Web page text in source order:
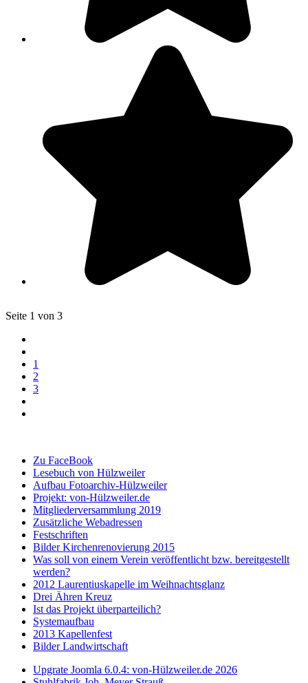
Seite 1 von 3
1
2
3
Zu FaceBook
Lesebuch von Hülzweiler
Aufbau Fotoarchiv-Hülzweiler
Projekt: von-Hülzweiler.de
Mitgliederversammlung 2019
Zusätzliche Webadressen
Festschriften
Bilder Kirchenrenovierung 2015
Was soll von einem Verein veröffentlicht bzw. bereitgestellt
werden?
2012 Laurentiuskapelle im Weihnachtsglanz
Drei Ähren Kreuz
Ist das Projekt überparteilich?
Systemaufbau
2013 Kapellenfest
Bilder Landwirtschaft
Upgrate Joomla 6.0.4: von-Hülzweiler.de 2026